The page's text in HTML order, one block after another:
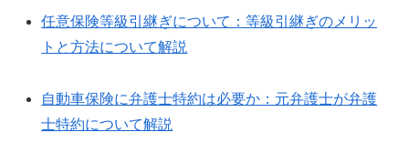
任意保険等級引継ぎについて：等級引継ぎのメリッ
トと方法について解説
自動車保険に弁護士特約は必要か：元弁護士が弁護
士特約について解説